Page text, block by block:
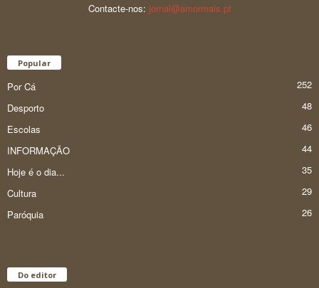
Contacte-nos: jornal@amormais.pt
Popular
Por Cá
252
Desporto
48
Escolas
46
INFORMAÇÃO
44
Hoje é o dia...
35
Cultura
29
Paróquia
26
Do editor